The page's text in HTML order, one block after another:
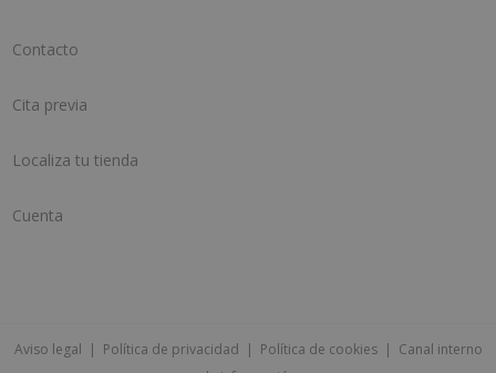
Contacto
Cita previa
Localiza tu tienda
Cuenta
Aviso legal | Política de privacidad | Política de cookies| Canal interno